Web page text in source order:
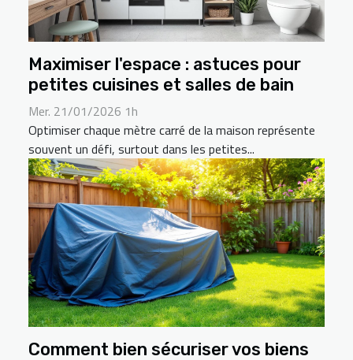
Maximiser l'espace : astuces pour
petites cuisines et salles de bain
Mer. 21/01/2026 1h
Optimiser chaque mètre carré de la maison représente
souvent un défi, surtout dans les petites...
Comment bien sécuriser vos biens